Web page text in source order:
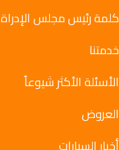
كلمة رئيس مجلس الإدراة
خدمتنا
الأسئلة الأكثر شيوعاً
العروض